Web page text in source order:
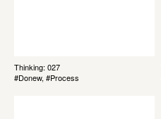
Thinking: 027
#Donew, #Process